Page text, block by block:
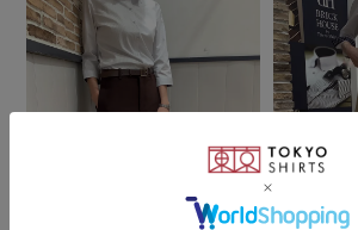
ポリエステル75% 綿25%
形態安定加工